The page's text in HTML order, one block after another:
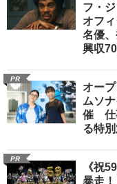
フ・
オフ
名優
興収
PR
オー
ムソ
催 仕
る特
PR
《祝
暴走